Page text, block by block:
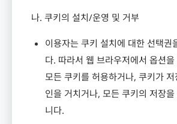
나. 쿠키의 설치/운영 및 거부
이용자는 쿠키 설치에 대한 선택권
다. 따라서 웹 브라우저에서 옵션
모든 쿠키를 허용하거나, 쿠키가
인을 거치거나, 모든 쿠키의 저장
니다.